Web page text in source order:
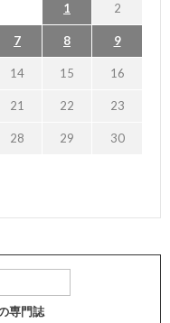
1 2
7 8 9
14 15 16
21 22 23
28 29 30
専門誌